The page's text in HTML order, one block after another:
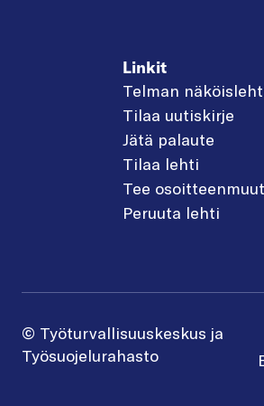
Linkit
Telman
Tilaa uutiskirje
Jätä palaute
Tilaa lehti
Tee
Peruuta lehti
© Työturvallisuuskeskus ja
Työsuojelurahasto